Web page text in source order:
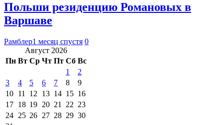
Польши резиденцию Романовых в
Варшаве
Рамблер1 месяц спустя 0
Август 2026
Пн Вт Ср Чт Пт Сб Вс
1
2
3
4 5 6 7 8
9
10 11 12 13 14 15 16
17 18 19 20 21 22 23
24 25 26 27 28 29 30